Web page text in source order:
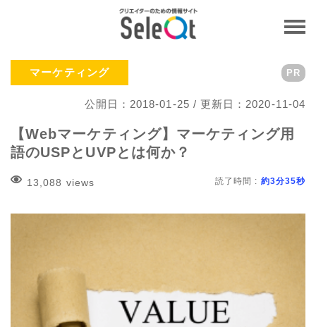
マーケティング
公開日：2018-01-25 / 更新日：2020-11-04
PR
【Webマーケティング】マーケティング用
語のUSPとUVPとは何か？
13,088 views 読了時間 : 約3分35秒